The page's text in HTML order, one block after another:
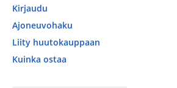
Kirjaudu
Ajoneuvohaku
Liity huutokauppaan
Kuinka ostaa